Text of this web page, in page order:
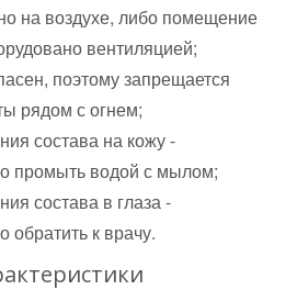
на воздухе, либо помещение
вентиляцией;
поэтому запрещается
рядом с огнем;
состава на кожу -
промыть водой с мылом;
состава в глаза -
обратить к врачу.